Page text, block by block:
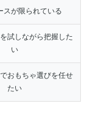
スが限られている
試しながら把握した
い
おもちゃ選びを任せ
たい